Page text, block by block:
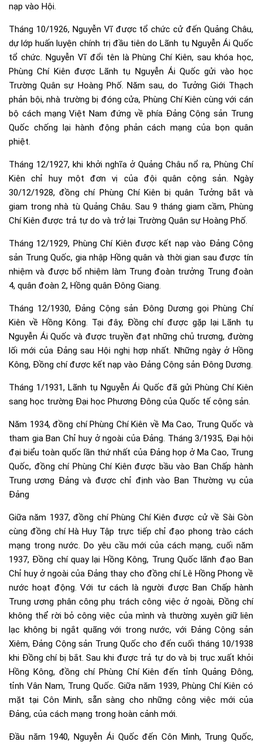
nạp vào Hội.
Tháng 10/1926, Nguyễn Vĩ được tổ chức cử đến Quảng Châu,
dự lớp huấn luyện chính trị đầu tiên do Lãnh tụ Nguyễn Ái Quốc
tổ chức. Nguyễn Vĩ đổi tên là Phùng Chí Kiên, sau khóa học,
Phùng Chí Kiên được Lãnh tụ Nguyễn Ái Quốc gửi vào học
Trường Quân sự Hoàng Phố. Năm sau, do Tưởng Giới Thạch
phản bội, nhà trường bị đóng cửa, Phùng Chí Kiên cùng với cán
bộ cách mạng Việt Nam đứng về phía Đảng Cộng sản Trung
Quốc chống lại hành động phản cách mạng của bọn quân
phiệt.
Tháng 12/1927, khi khởi nghĩa ở Quảng Châu nổ ra, Phùng Chí
Kiên chỉ huy một đơn vị của đội quân cộng sản. Ngày
30/12/1928, đồng chí Phùng Chí Kiên bị quân Tưởng bắt và
giam trong nhà tù Quảng Châu. Sau 9 tháng giam cầm, Phùng
Chí Kiên được trả tự do và trở lại Trường Quân sự Hoàng Phố.
Tháng 12/1929, Phùng Chí Kiên được kết nạp vào Đảng Cộng
sản Trung Quốc, gia nhập Hồng quân và thời gian sau được tín
nhiệm và được bổ nhiệm làm Trung đoàn trưởng Trung đoàn
4, quân đoàn 2, Hồng quân Đông Giang.
Tháng 12/1930, Đảng Cộng sản Đông Dương gọi Phùng Chí
Kiên về Hồng Kông. Tại đây, Đồng chí được gặp lại Lãnh tụ
Nguyễn Ái Quốc và được truyền đạt những chủ trương, đường
lối mới của Đảng sau Hội nghị hợp nhất. Những ngày ở Hồng
Kông, Đồng chí được kết nạp vào Đảng Cộng sản Đông Dương.
Tháng 1/1931, Lãnh tụ Nguyễn Ái Quốc đã gửi Phùng Chí Kiên
sang học trường Đại học Phương Đông của Quốc tế cộng sản.
Năm 1934, đồng chí Phùng Chí Kiên về Ma Cao, Trung Quốc và
tham gia Ban Chỉ huy ở ngoài của Đảng. Tháng 3/1935, Đại hội
đại biểu toàn quốc lần thứ nhất của Đảng họp ở Ma Cao, Trung
Quốc, đồng chí Phùng Chí Kiên được bầu vào Ban Chấp hành
Trung ương Đảng và được chỉ định vào Ban Thường vụ của
Đảng
Giữa năm 1937, đồng chí Phùng Chí Kiên được cử về Sài Gòn
cùng đồng chí Hà Huy Tập trực tiếp chỉ đạo phong trào cách
mạng trong nước. Do yêu cầu mới của cách mạng, cuối năm
1937, Đồng chí quay lại Hồng Kông, Trung Quốc lãnh đạo Ban
Chỉ huy ở ngoài của Đảng thay cho đồng chí Lê Hồng Phong về
nước hoạt động. Với tư cách là người được Ban Chấp hành
Trung ương phân công phụ trách công việc ở ngoài, Đồng chí
không thể rời bỏ công việc của mình và thường xuyên giữ liên
lạc không bị ngắt quãng với trong nước, với Đảng Cộng sản
Xiêm, Đảng Cộng sản Trung Quốc cho đến cuối tháng 10/1938
khi Đồng chí bị bắt. Sau khi được trả tự do và bị trục xuất khỏi
Hồng Kông, đồng chí Phùng Chí Kiên đến tỉnh Quảng Đông,
tỉnh Vân Nam, Trung Quốc. Giữa năm 1939, Phùng Chí Kiên có
mặt tại Côn Minh, sẵn sàng cho những công việc mới của
Đảng, của cách mạng trong hoàn cảnh mới.
Đầu năm 1940, Nguyễn Ái Quốc đến Côn Minh, Trung Quốc,